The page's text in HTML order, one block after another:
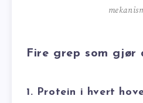
Fire grep som gjør
1. Protein i hvert